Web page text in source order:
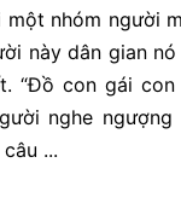
nhóm người
này dân gian
“Đồ con gái
nghe ngượng
...